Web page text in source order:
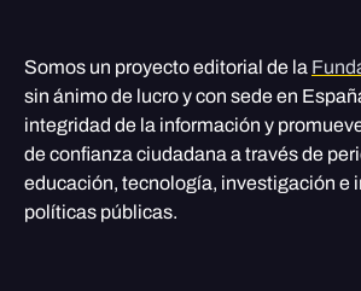
Somos un proyecto editorial de la
sin ánimo de lucro y con sede en
integridad de la información y
de confianza ciudadana a través de
educación, tecnología, investigación e
políticas públicas.